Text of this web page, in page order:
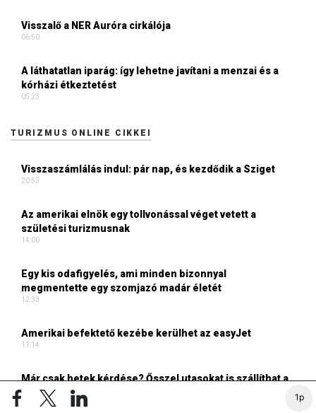
1p
Visszalő a NER Auróra cirkálója
06:50
A láthatatlan iparág: így lehetne javítani a menzai és a
kórházi étkeztetést
05:23
TURIZMUS ONLINE CIKKEI
Visszaszámlálás indul: pár nap, és kezdődik a Sziget
20:53
Az amerikai elnök egy tollvonással véget vetett a
születési turizmusnak
14:00
Egy kis odafigyelés, ami minden bizonnyal
megmentette egy szomjazó madár életét
12:33
Amerikai befektető kezébe kerülhet az easyJet
11:14
Már csak hetek kérdése? Ősszel utasokat is szállíthat a
Budapest–Belgrád vasútvonal